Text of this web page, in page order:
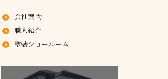
会社案内
職人紹介
塗装ショールーム